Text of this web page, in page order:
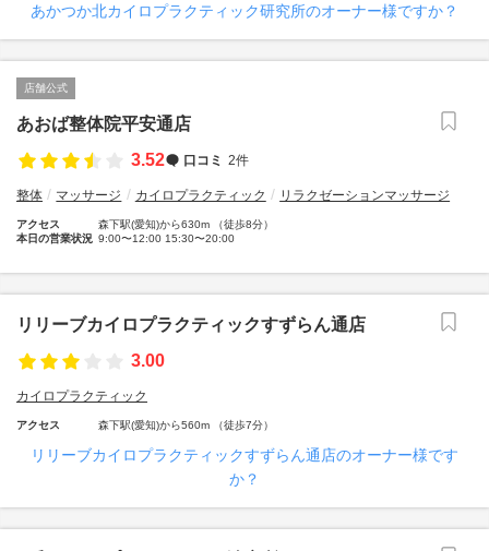
あかつか北カイロプラクティック研究所のオーナー様ですか？
店舗公式
あおば整体院平安通店
3.52
口コミ 2件
整体 マッサージ カイロプラクティック リラクゼーションマッサージ
アクセス
森下駅(愛知)から630m （徒歩8分）
本日の営業状況 9:00〜12:00 15:30〜20:00
リリーブカイロプラクティックすずらん通店
3.00
カイロプラクティック
アクセス 森下駅(愛知)から560m （徒歩7分）
リリーブカイロプラクティックすずらん通店のオーナー様です
か？